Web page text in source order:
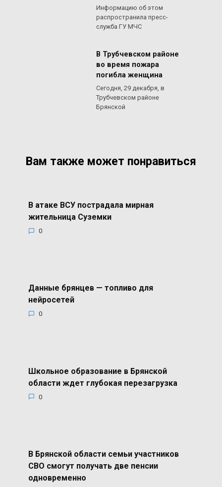
Информацию об этом
распространила пресс-
служба ГУ МЧС
В Трубчевском районе
во время пожара
погибла женщина
Сегодня, 29 декабря, в
Трубчевском районе
Брянской
Вам также может понравиться
В атаке ВСУ пострадала мирная
жительница Суземки
0
Данные брянцев — топливо для
нейросетей
0
Школьное образование в Брянской
области ждет глубокая перезагрузка
0
В Брянской области семьи участников
СВО смогут получать две пенсии
одновременно